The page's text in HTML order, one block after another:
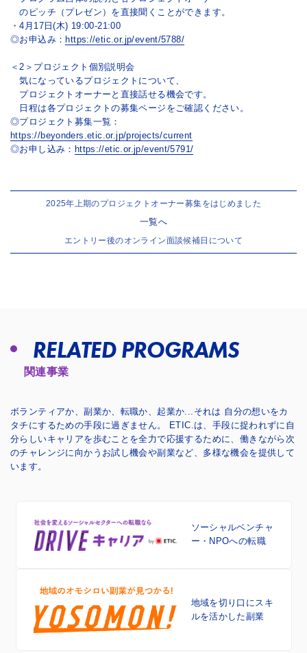
のピッチ（プレゼン）を直接聞くことができます。
・4月17日(木) 19:00-21:00
◎お申込み： https://etic.or.jp/event/5788/
＜2＞プロジェクト個別説明会
気になっているプロジェクトについて、
プロジェクトオーナーと直接話せる機会です。
日程は各プロジェクトの募集ページをご確認ください。
◎プロジェクト募集一覧：
https://beyonders.etic.or.jp/projects/current
◎お申し込み： https://etic.or.jp/event/5791/
2025年上期のプロジェクトオーナー募集をはじめました
一覧へ
エントリー後のオンライン面談候補日について
RELATED PROGRAMS
関連事業
ボランティアか、副業か、転職か、起業か...それは 自分の想いをカ
タチにするための手段に過ぎません。
ETIC.は、手段に捉われずに自
分らしいキャリアを歩むことを全力で応援するために、 働きながら次
のチャレンジに向かうお試し機会や副業など、多様な機会を提供して
います。
ソーシャルベンチャ
ー・NPOへの転職
地域を切り口に スキ
ルを活かした副業